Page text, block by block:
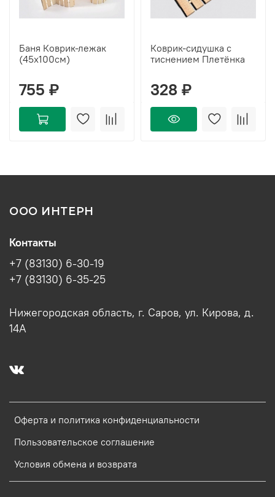
Баня Коврик-лежак
(45х100см)
755 ₽
Коврик-сидушка с
тиснением Плетёнка
328 ₽
ООО ИНТЕРН
Оферта и политика конфиденциальности
Пользовательское соглашение
Условия обмена и возврата
Контакты
+7 (83130) 6-30-19
+7 (83130) 6-35-25
Нижегородская область, г. Саров, ул. Кирова, д.
14А